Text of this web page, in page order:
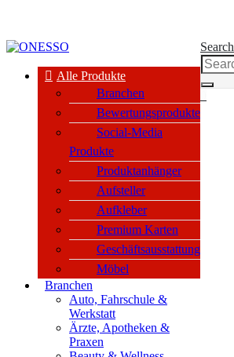
Alle Produkte
Branchen
Bewertungsprodukte
Social-Media
Produkte
Produktanhänger
Aufsteller
Aufkleber
Premium Karten
Geschäftsausstattung
Möbel
Branchen
Auto, Fahrschule &
Werkstatt
Ärzte, Apotheken &
Praxen
Search